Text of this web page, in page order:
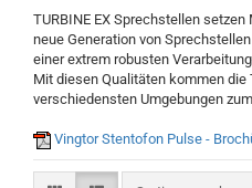
TURBINE EX Sprechstellen
neue Generation von
einer extrem robusten
Mit diesen Qualitäten kommen die
verschiedensten Umgebungen
Vingtor Stentofon Pulse -